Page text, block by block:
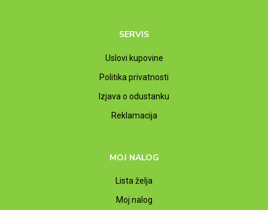
SERVIS
Uslovi kupovine
Politika privatnosti
Izjava o odustanku
Reklamacija
MOJ NALOG
Lista želja
Moj nalog